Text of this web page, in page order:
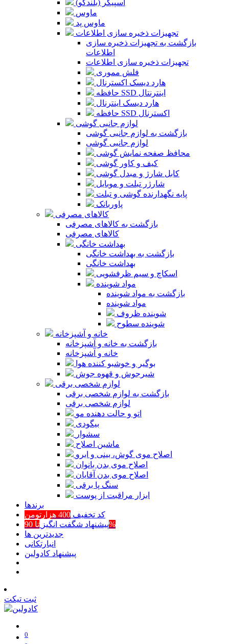
اسپیکر (بلندگو)
ماوس
ماوس پد
تجهیزات ذخیره سازی اطلاعات
بازگشت به تجهیزات ذخیره سازی
اطلاعات
تجهیزات ذخیره سازی اطلاعات
فلش مموری
هارد دیسک اکسترنال
حافظه SSD اینترنتال
هارد دیسک اینترنال
حافظه SSD اکسترنال
لوازم جانبی گوشی
بازگشت به لوازم جانبی گوشی
لوازم جانبی گوشی
محافظ صفحه نمایش گوشی
کیف و کاور گوشی
کابل شارژ و مبدل گوشی
شارژر تبلت و موبایل
پایه نگهدارنده گوشی و تبلت
پاوربانک
کالاهای مصرفی
بازگشت به کالاهای مصرفی
کالاهای مصرفی
بهداشت خانگی
بازگشت به بهداشت خانگی
بهداشت خانگی
اسکاچ و سیم ظرفشویی
مواد شوینده
بازگشت به مواد شوینده
مواد شوینده
شوینده ظروف
شوینده سطوح
خانه و آشپزخانه
بازگشت به خانه و آشپزخانه
خانه و آشپزخانه
بوگیر و خوشبو کننده هوا
شیرجوش و قهوه جوش
لوازم شخصی برقی
بازگشت به لوازم شخصی برقی
لوازم شخصی برقی
اتو و حالت دهنده مو
بیگودی
سشوار
ماشین اصلاح
اصلاح موی گوش، بینی و ابرو
اصلاح موی بدن بانوان
اصلاح موی بدن آقایان
سنگ پا برقی
ابزار مراقبت از پوست
برند‌ها
کد تخفیف 400 هزارتومن
پیشنهاد شگفت انگیزتا 90%
جدیدترین ها
انبارتکانی
پیشنهاد کادولین
ثبت تیکت
0